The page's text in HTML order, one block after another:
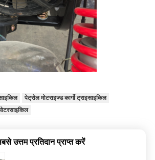
पेट्रोल मोटराइज्ड कार्गो ट्राइसाइकिल
उत्तम प्रतिदान प्राप्त करें